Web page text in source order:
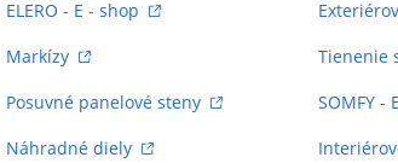
ELERO - E - shop
Markízy
Tienenie
Posuvné panelové steny
SOMFY -
Náhradné diely